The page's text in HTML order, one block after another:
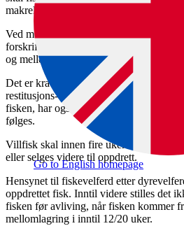
Go to English homepage
makrell og ål.
Ved merdsetting og levendelagring av
forskrift om fangst av fisk som skal
og mellomlagring.
Det er krav til skånsom behandling
restitusjons- og mellomlagringsmerd.
fisken, har også ansvaret for fiskens
følges.
Villfisk skal innen fire uker etter
eller selges videre til oppdrett.
Hensynet til fiskevelferd etter
oppdrettet fisk. Inntil videre stilles det
fisken før avliving, når fisken kommer
mellomlagring i inntil 12/20 uker.